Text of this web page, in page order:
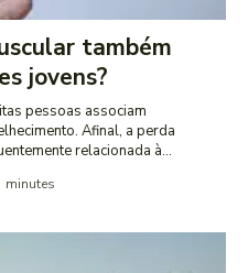
também
jovens?
pessoas associam
Afinal, a perda
relacionada à...
minutes